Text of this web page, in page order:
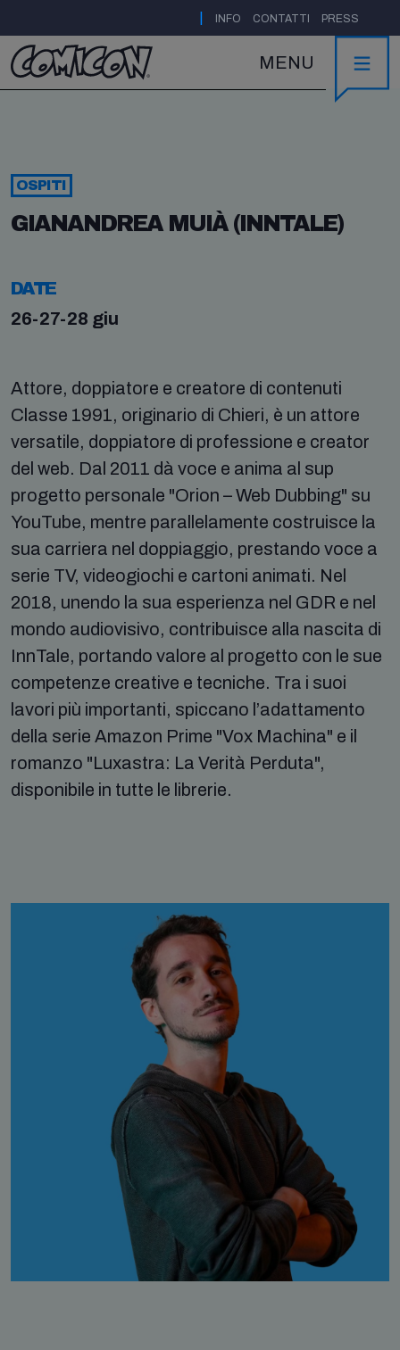
INFO CONTATTI PRESS
MENU
OSPITI
GIANANDREA MUIÀ (INNTALE)
DATE
26-27-28 giu
Attore, doppiatore e creatore di contenuti
Classe 1991, originario di Chieri, è un attore
versatile, doppiatore di professione e creator
del web. Dal 2011 dà voce e anima al sup
progetto personale "Orion – Web Dubbing" su
YouTube, mentre parallelamente costruisce la
sua carriera nel doppiaggio, prestando voce a
serie TV, videogiochi e cartoni animati. Nel
2018, unendo la sua esperienza nel GDR e nel
mondo audiovisivo, contribuisce alla nascita di
InnTale, portando valore al progetto con le sue
competenze creative e tecniche. Tra i suoi
lavori più importanti, spiccano l’adattamento
della serie Amazon Prime "Vox Machina" e il
romanzo "Luxastra: La Verità Perduta",
disponibile in tutte le librerie.